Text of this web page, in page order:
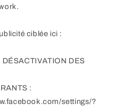
ciblée ici :
DES
:
settings/?